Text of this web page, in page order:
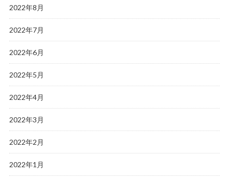
2022年8月
2022年7月
2022年6月
2022年5月
2022年4月
2022年3月
2022年2月
2022年1月